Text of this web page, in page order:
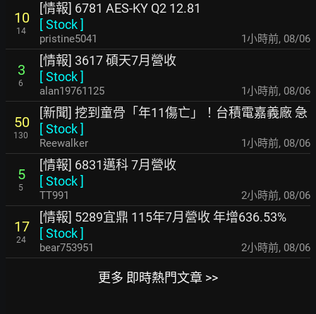
10
14
[情報] 6781 AES-KY Q2 12.81
[Stock]
pristine5041 1小時前, 08/06
3
6
[情報] 3617 碩天7月營收
[Stock]
alan19761125 1小時前, 08/06
50
130
[新聞] 挖到童骨「年11傷亡」！台積電嘉義廠 急
[Stock]
Reewalker 1小時前, 08/06
5
5
[情報] 6831邁科 7月營收
[Stock]
TT991 2小時前, 08/06
17
24
[情報] 5289宜鼎 115年7月營收 年增636.53%
[Stock]
bear753951 2小時前, 08/06
更多 即時熱門文章 >>